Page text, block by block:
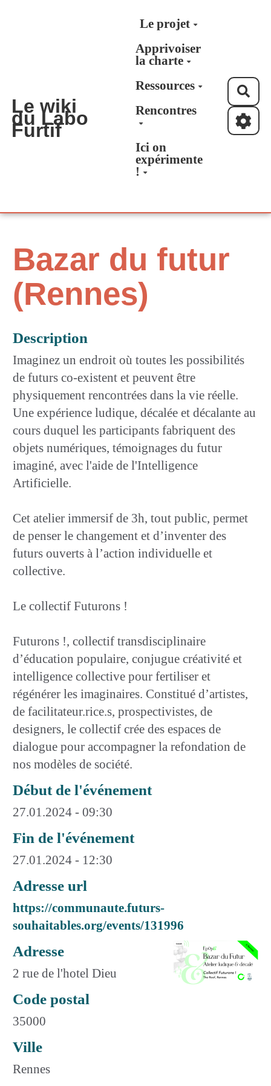
Aller au contenu principal
Le wiki
du Labo
Furtif
Le projet
Apprivoiser
la charte
Ressources
Rencontres
Ici on
expérimente
!
Bazar du futur
(Rennes)
Description
Imaginez un endroit où toutes les possibilités
de futurs co-existent et peuvent être
physiquement rencontrées dans la vie réelle.
Une expérience ludique, décalée et décalante au
cours duquel les participants fabriquent des
objets numériques, témoignages du futur
imaginé, avec l'aide de l'Intelligence
Artificielle.
Cet atelier immersif de 3h, tout public, permet
de penser le changement et d’inventer des
futurs ouverts à l’action individuelle et
collective.
Le collectif Futurons !
Futurons !, collectif transdisciplinaire
d’éducation populaire, conjugue créativité et
intelligence collective pour fertiliser et
régénérer les imaginaires. Constitué d’artistes,
de facilitateur.rice.s, prospectivistes, de
designers, le collectif crée des espaces de
dialogue pour accompagner la refondation de
nos modèles de société.
Début de l'événement
27.01.2024 - 09:30
Fin de l'événement
27.01.2024 - 12:30
Adresse url
https://communaute.futurs-
souhaitables.org/events/131996
Adresse
2 rue de l'hotel Dieu
Code postal
35000
Ville
Rennes